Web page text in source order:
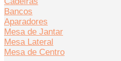
Bancos
Aparadores
Mesa de Jantar
Mesa Lateral
Mesa de Centro